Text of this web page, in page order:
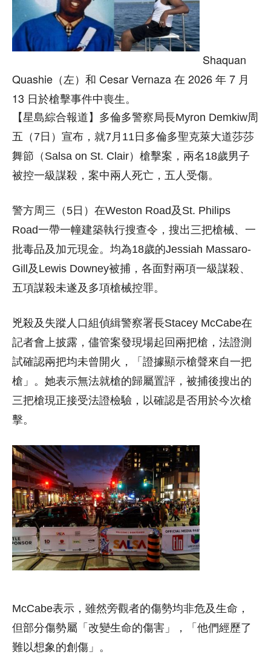
Shaquan
Quashie（左）和 Cesar Vernaza 在 2026 年 7 月
13 日於槍擊事件中喪生。
【星島綜合報道】多倫多警察局長Myron Demkiw周
五（7日）宣布，就7月11日多倫多聖克萊大道莎莎
舞節（Salsa on St. Clair）槍擊案，兩名18歲男子
被控一級謀殺，案中兩人死亡，五人受傷。
警方周三（5日）在Weston Road及St. Philips
Road一帶一幢建築執行搜查令，搜出三把槍械、一
批毒品及加元現金。均為18歲的Jessiah Massaro-
Gill及Lewis Downey被捕，各面對兩項一級謀殺、
五項謀殺未遂及多項槍械控罪。
兇殺及失蹤人口組偵緝警察署長Stacey McCabe在
記者會上披露，儘管案發現場起回兩把槍，法證測
試確認兩把均未曾開火，「證據顯示槍聲來自一把
槍」。她表示無法就槍的歸屬置評，被捕後搜出的
三把槍現正接受法證檢驗，以確認是否用於今次槍
擊。
McCabe表示，雖然旁觀者的傷勢均非危及生命，
但部分傷勢屬「改變生命的傷害」，「他們經歷了
難以想象的創傷」。